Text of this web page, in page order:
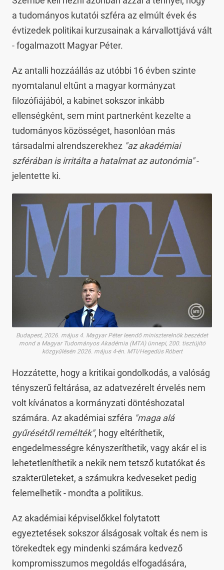
a tudományos kutatói szféra az elmúlt évek és
évtizedek politikai kurzusainak a kárvallottjává vált
- fogalmazott Magyar Péter.
Az antalli hozzáállás az utóbbi 16 évben szinte
nyomtalanul eltűnt a magyar kormányzat
filozófiájából, a kabinet sokszor inkább
ellenségként, sem mint partnerként kezelte a
tudományos közösséget, hasonlóan más
társadalmi alrendszerekhez "az akadémiai
szférában is irritálta a hatalmat az autonómia"-
jelentette ki.
Budapest, 2026. május 4. Magyar Péter leendő miniszterelnök beszédet
mond a Magyar Tudományos Akadémia (MTA) ünnepi, 200. tisztújító
közgyűlésén 2026. május 4-én. MTI/Hegedüs Róbert
Hozzátette, hogy a kritikai gondolkodás, a valóság
tényszerű feltárása, az adatvezérelt érvelés nem
volt kívánatos a kormányzati döntéshozatal
számára. Az akadémiai szféra "maga alá
gyűrésétől remélték", hogy eltéríthetik,
engedelmességre kényszeríthetik, vagy akár el is
lehetetleníthetik a nekik nem tetsző kutatókat és
szakterületeket, a számukra kedveseket pedig
felemelhetik - mondta a politikus.
Az akadémiai képviselőkkel folytatott
egyeztetések sokszor álságosak voltak és nem is
törekedtek egy mindenki számára kedvező
kompromisszumos megoldás elfogadására,